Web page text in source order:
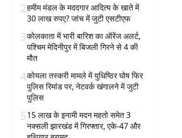
2हमीम मंडल के मददगार आदित्य के खाते में
30 लाख रुपए? जांच में जुटी एसटीएफ
3कोलकाता में भारी बारिश का ऑरेंज अलर्ट,
पश्चिम मेदिनीपुर में बिजली गिरने से 4 की
मौत
4कोयला तस्करी मामले में युधिष्ठिर घोष फिर
पुलिस रिमांड पर, नेटवर्क खंगालने में जुटी
पुलिस
515 लाख के इनामी मदन महतो समेत 3
नक्सली झारखंड में गिरफ्तार, एके-47 और